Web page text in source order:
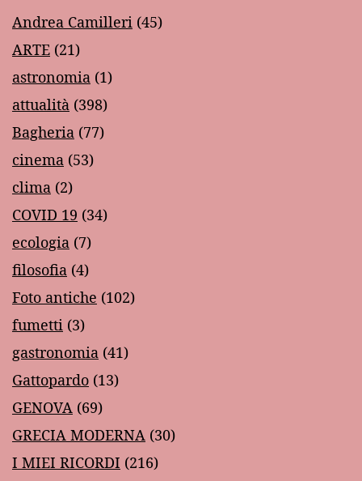
Andrea Camilleri (45)
ARTE (21)
astronomia (1)
attualità (398)
Bagheria (77)
cinema (53)
clima (2)
COVID 19 (34)
ecologia (7)
filosofia (4)
Foto antiche (102)
fumetti (3)
gastronomia (41)
Gattopardo (13)
GENOVA (69)
GRECIA MODERNA (30)
I MIEI RICORDI (216)